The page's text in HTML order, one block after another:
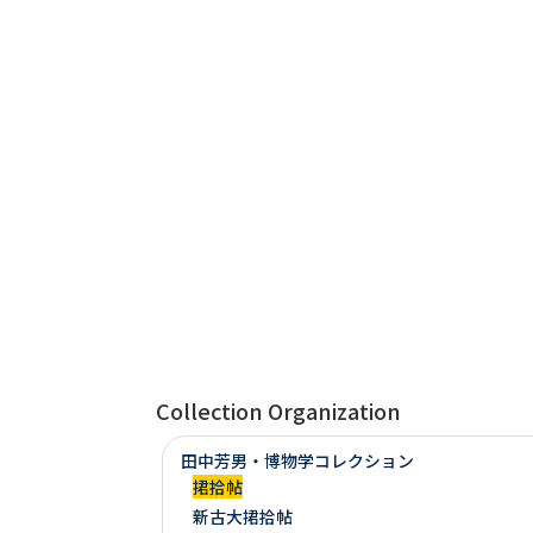
Collection Organization
田中芳男・博物学コレクション
捃拾帖
新古大捃拾帖